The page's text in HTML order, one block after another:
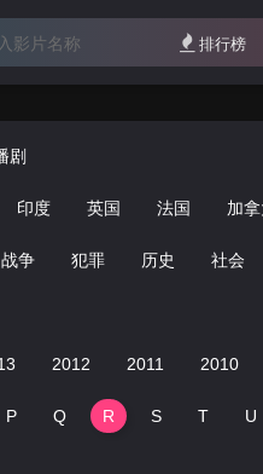
全 热播剧 影视专题 最近
排行榜
剧
印度 英国 法国 加
战争 犯罪 历史 社会
2012 2011 2010
P Q R S T U